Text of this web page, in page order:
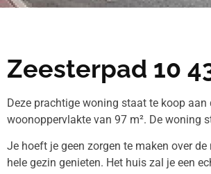
Zeesterpad 10
Deze prachtige woning staat te koop
woonoppervlakte van 97 m². De woning
Je hoeft je geen zorgen te maken over
hele gezin genieten. Het huis zal je een